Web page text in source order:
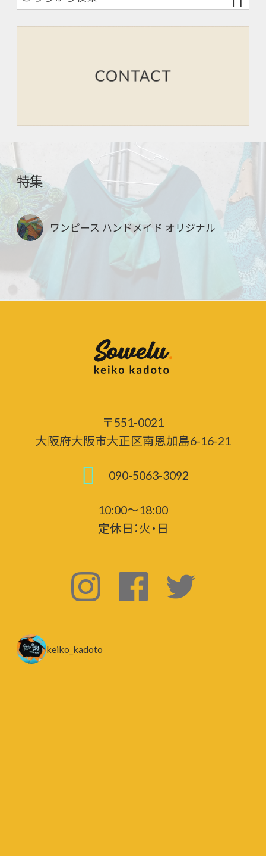
特集
ワンピース ハンドメイド オリジナル
〒551-0021
大阪府大阪市大正区南恩加島6-16-21
090-5063-3092
10:00～18:00
定休日：火・日
keiko_kadoto